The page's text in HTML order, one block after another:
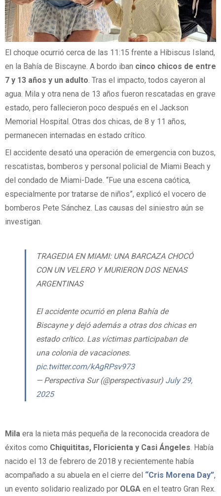
El choque ocurrió cerca de las 11:15 frente a Hibiscus Island,
en la Bahía de Biscayne. A bordo iban cinco chicos de entre
7 y 13 años y un adulto . Tras el impacto, todos cayeron al
agua. Mila y otra nena de 13 años fueron rescatadas en grave
estado, pero fallecieron poco después en el Jackson
Memorial Hospital. Otras dos chicas, de 8 y 11 años,
permanecen internadas en estado crítico.
El accidente desató una operación de emergencia con buzos,
rescatistas, bomberos y personal policial de Miami Beach y
del condado de Miami-Dade. “Fue una escena caótica,
especialmente por tratarse de niños”, explicó el vocero de
bomberos Pete Sánchez. Las causas del siniestro aún se
investigan.
TRAGEDIA EN MIAMI: UNA BARCAZA CHOCÓ
CON UN VELERO Y MURIERON DOS NENAS
ARGENTINAS
El accidente ocurrió en plena Bahía de
Biscayne y dejó además a otras dos chicas en
estado crítico. Las víctimas participaban de
una colonia de vacaciones.
pic.twitter.com/kAgRPsv973
— Perspectiva Sur (@perspectivasur) July 29,
2025
Mila era la nieta más pequeña de la reconocida creadora de
éxitos como Chiquititas, Floricienta y Casi Ángeles . Había
nacido el 13 de febrero de 2018 y recientemente había
acompañado a su abuela en el cierre del “Cris Morena Day”,
un evento solidario realizado por OLGA en el teatro Gran Rex.